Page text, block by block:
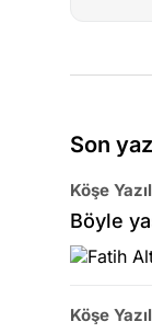
Son
Köşe
Böyle
Köşe